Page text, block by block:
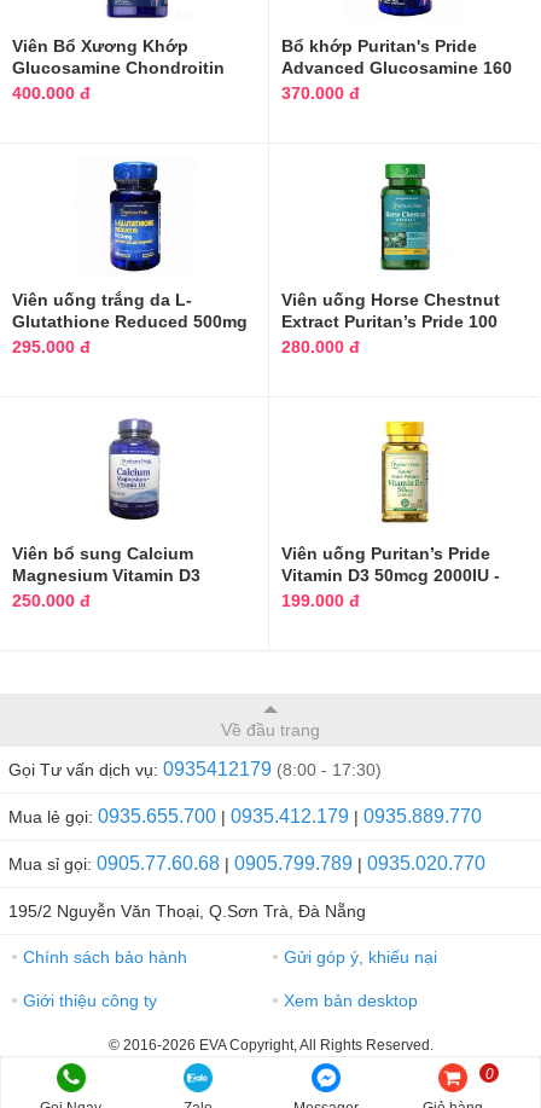
Viên Bổ Xương Khớp
Glucosamine Chondroitin
MSM Puritan's Mỹ 120 viên
400.000 đ
Bổ khớp Puritan's Pride
Advanced Glucosamine 160
viên của Mỹ
370.000 đ
Viên uống trắng da L-
Glutathione Reduced 500mg
của Mỹ 30 viên
295.000 đ
Viên uống Horse Chestnut
Extract Puritan’s Pride 100
viên
280.000 đ
Viên bổ sung Calcium
Magnesium Vitamin D3
Puritan's Pride
250.000 đ
Viên uống Puritan’s Pride
Vitamin D3 50mcg 2000IU -
Hộp 100 viên
199.000 đ
Về đầu trang
Gọi Tư vấn dịch vụ: 0935412179 (8:00 - 17:30)
Mua lẻ gọi: 0935.655.700 | 0935.412.179 | 0935.889.770
Mua sỉ gọi: 0905.77.60.68 | 0905.799.789 | 0935.020.770
195/2 Nguyễn Văn Thoại, Q.Sơn Trà, Đà Nẵng
● Chính sách bảo hành ● Gửi góp ý, khiếu nại
● Giới thiệu công ty ● Xem bản desktop
© 2016-2026 EVA Copyright, All Rights Reserved.
0